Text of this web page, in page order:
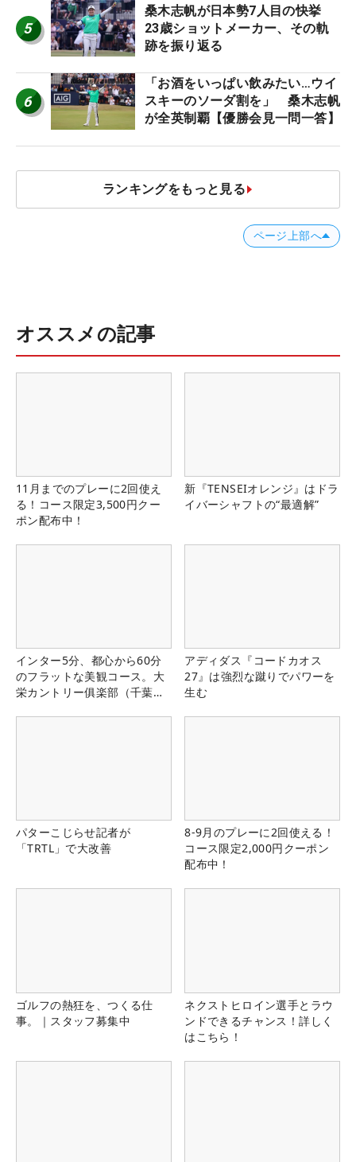
5
桑木志帆が日本勢7人目の快挙
23歳ショットメーカー、その軌
跡を振り返る
6
「お酒をいっぱい飲みたい…ウイ
スキーのソーダ割を」 桑木志帆
が全英制覇【優勝会見一問一答】
ランキングをもっと見る
ページ上部へ
オススメの記事
11月までのプレーに2回使え
る！コース限定3,500円クー
ポン配布中！
新『TENSEIオレンジ』はドラ
イバーシャフトの“最適解”
インター5分、都心から60分
のフラットな美観コース。大
栄カントリー俱楽部（千葉
アディダス『コードカオス
27』は強烈な蹴りでパワーを
生む
パターこじらせ記者が
「TRTL」で大改善
8-9月のプレーに2回使える！
コース限定2,000円クーポン
配布中！
ゴルフの熱狂を、つくる仕
事。｜スタッフ募集中
ネクストヒロイン選手とラウ
ンドできるチャンス！詳しく
はこちら！